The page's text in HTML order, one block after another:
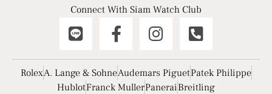
Connect With Siam Watch Club
RolexA. Lange & SohneAudemars PiguetPatek Philippe
HublotFranck MullerPaneraiBreitling